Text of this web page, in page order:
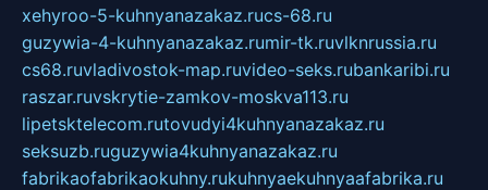
xehyroo-5-kuhnyanazakaz.rucs-68.ru
guzywia-4-kuhnyanazakaz.rumir-tk.ruvlknrussia.ru
cs68.ruvladivostok-map.ruvideo-seks.rubankaribi.ru
raszar.ruvskrytie-zamkov-moskva113.ru
lipetsktelecom.rutovudyi4kuhnyanazakaz.ru
seksuzb.ruguzywia4kuhnyanazakaz.ru
fabrikaofabrikaokuhny.rukuhnyaekuhnyaafabrika.ru